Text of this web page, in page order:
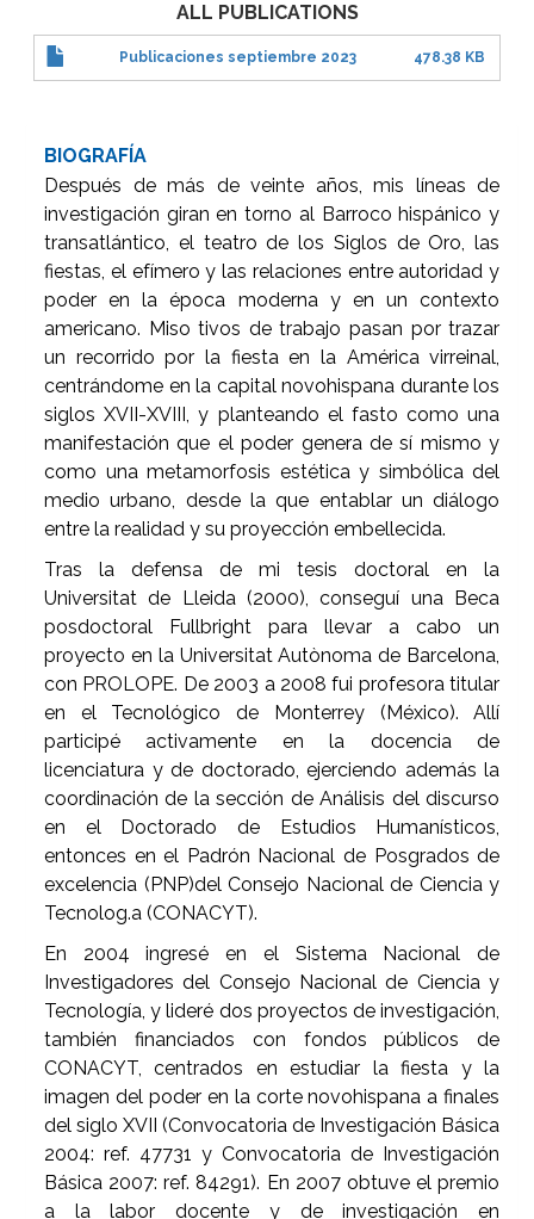
ALL PUBLICATIONS
Publicaciones septiembre 2023 478.38 KB
BIOGRAFÍA
Después de más de veinte años, mis líneas de
investigación giran en torno al Barroco hispánico y
transatlántico, el teatro de los Siglos de Oro, las
fiestas, el efímero y las relaciones entre autoridad y
poder en la época moderna y en un contexto
americano. Miso tivos de trabajo pasan por trazar
un recorrido por la fiesta en la América virreinal,
centrándome en la capital novohispana durante los
siglos XVII-XVIII, y planteando el fasto como una
manifestación que el poder genera de sí mismo y
como una metamorfosis estética y simbólica del
medio urbano, desde la que entablar un diálogo
entre la realidad y su proyección embellecida.
Tras la defensa de mi tesis doctoral en la
Universitat de Lleida (2000), conseguí una Beca
posdoctoral Fullbright para llevar a cabo un
proyecto en la Universitat Autònoma de Barcelona,
con PROLOPE. De 2003 a 2008 fui profesora titular
en el Tecnológico de Monterrey (México). Allí
participé activamente en la docencia de
licenciatura y de doctorado, ejerciendo además la
coordinación de la sección de Análisis del discurso
en el Doctorado de Estudios Humanísticos,
entonces en el Padrón Nacional de Posgrados de
excelencia (PNP)del Consejo Nacional de Ciencia y
Tecnolog.a (CONACYT).
En 2004 ingresé en el Sistema Nacional de
Investigadores del Consejo Nacional de Ciencia y
Tecnología, y lideré dos proyectos de investigación,
también financiados con fondos públicos de
CONACYT, centrados en estudiar la fiesta y la
imagen del poder en la corte novohispana a finales
del siglo XVII (Convocatoria de Investigación Básica
2004: ref. 47731 y Convocatoria de Investigación
Básica 2007: ref. 84291). En 2007 obtuve el premio
a la labor docente y de investigación en